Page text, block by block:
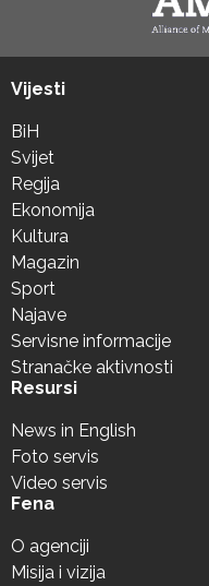
Vijesti
BiH
Svijet
Regija
Ekonomija
Kultura
Magazin
Sport
Najave
Servisne informacije
Stranačke aktivnosti
Resursi
News in English
Foto servis
Video servis
Fena
O agenciji
Misija i vizija